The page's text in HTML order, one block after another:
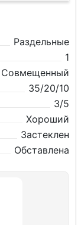
Раздельные
1
Совмещенный
35/20/10
3/5
Хороший
Застеклен
Обставлена